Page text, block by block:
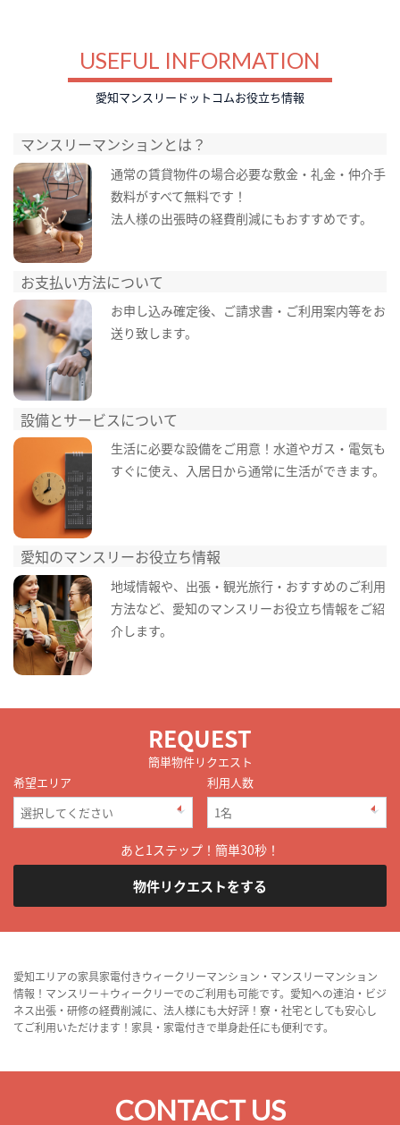
USEFUL INFORMATION
愛知マンスリードットコムお役立ち情報
マンスリーマンションとは？
通常の賃貸物件の場合必要な敷金・礼金・仲介手
数料がすべて無料です！
法人様の出張時の経費削減にもおすすめです。
お支払い方法について
お申し込み確定後、ご請求書・ご利用案内等をお
送り致します。
設備とサービスについて
生活に必要な設備をご用意！水道やガス・電気も
すぐに使え、入居日から通常に生活ができます。
愛知のマンスリーお役立ち情報
地域情報や、出張・観光旅行・おすすめのご利用
方法など、愛知のマンスリーお役立ち情報をご紹
介します。
REQUEST
簡単物件リクエスト
希望エリア
利用人数
あと1ステップ！簡単30秒！
物件リクエストをする
愛知エリアの家具家電付きウィークリーマンション・マンスリーマンション
情報！マンスリー＋ウィークリーでのご利用も可能です。愛知への連泊・ビジ
ネス出張・研修の経費削減に、法人様にも大好評！寮・社宅としても安心し
てご利用いただけます！家具・家電付きで単身赴任にも便利です。
CONTACT US